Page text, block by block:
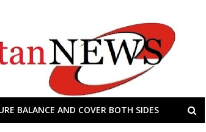
BALANCE AND COVER BOTH SIDES